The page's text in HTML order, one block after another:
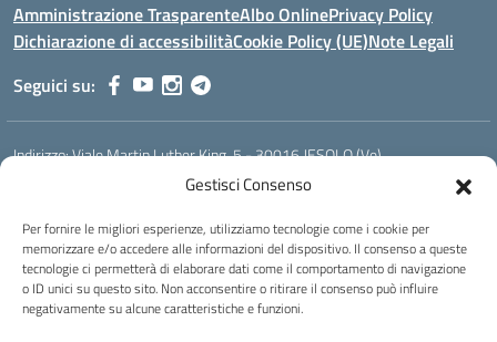
Gestisci Consenso
Per fornire le migliori esperienze, utilizziamo tecnologie come i cookie per
memorizzare e/o accedere alle informazioni del dispositivo. Il consenso a queste
tecnologie ci permetterà di elaborare dati come il comportamento di navigazione
o ID unici su questo sito. Non acconsentire o ritirare il consenso può influire
negativamente su alcune caratteristiche e funzioni.
Amministrazione TrasparenteAlbo OnlinePrivacy Policy
Dichiarazione di accessibilitàCookie Policy (UE)Note Legali
Seguici su:
Indirizzo:Viale Martin Luther King, 5 - 30016 JESOLO (Ve)
Email:verh020008@istruzione.it
Codice fiscale: 93023530277
Codice meccanografico:VERH020008
Codice Indice delle Pubbliche Amministrazioni (IPA): istsc_verh020008
Codice unico di fatturazione (CUF): UFBI5A